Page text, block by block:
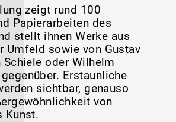
zeigt rund 100
Papierarbeiten des
stellt ihnen Werke aus
Umfeld sowie von Gustav
Schiele oder Wilhelm
Erstaunliche
sichtbar, genauso
von
Kunst.